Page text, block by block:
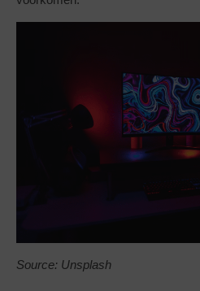
Source: Unsplash